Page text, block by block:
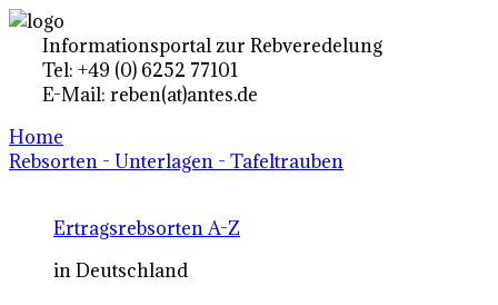
Informationsportal zur Rebveredelung
Tel: +49 (0) 6252 77101
E-Mail: reben(at)antes.de
Home
Rebsorten - Unterlagen - Tafeltrauben
Ertragsrebsorten A-Z
in Deutschland